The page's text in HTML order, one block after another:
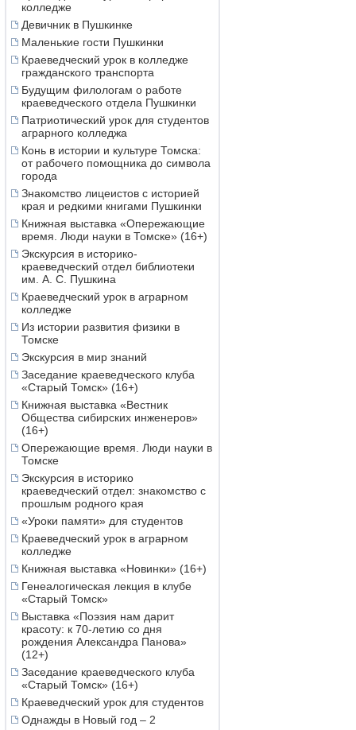
колледже
Девичник в Пушкинке
Маленькие гости Пушкинки
Краеведческий урок в колледже
гражданского транспорта
Будущим филологам о работе
краеведческого отдела Пушкинки
Патриотический урок для студентов
аграрного колледжа
Конь в истории и культуре Томска:
от рабочего помощника до символа
города
Знакомство лицеистов с историей
края и редкими книгами Пушкинки
Книжная выставка «Опережающие
время. Люди науки в Томске» (16+)
Экскурсия в историко-
краеведческий отдел библиотеки
им. А. С. Пушкина
Краеведческий урок в аграрном
колледже
Из истории развития физики в
Томске
Экскурсия в мир знаний
Заседание краеведческого клуба
«Старый Томск» (16+)
Книжная выставка «Вестник
Общества сибирских инженеров»
(16+)
Опережающие время. Люди науки в
Томске
Экскурсия в историко
краеведческий отдел: знакомство с
прошлым родного края
«Уроки памяти» для студентов
Краеведческий урок в аграрном
колледже
Книжная выставка «Новинки» (16+)
Генеалогическая лекция в клубе
«Старый Томск»
Выставка «Поэзия нам дарит
красоту: к 70-летию со дня
рождения Александра Панова»
(12+)
Заседание краеведческого клуба
«Старый Томск» (16+)
Краеведческий урок для студентов
Однажды в Новый год – 2